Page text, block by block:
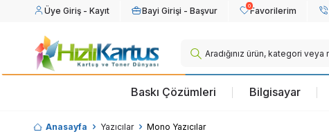
Üye Giriş - Kayıt Bayi Girişi - Başvur 0Favorilerim
Baskı Çözümleri Bilgisayar
Anasayfa Yazıcılar Mono Yazıcılar